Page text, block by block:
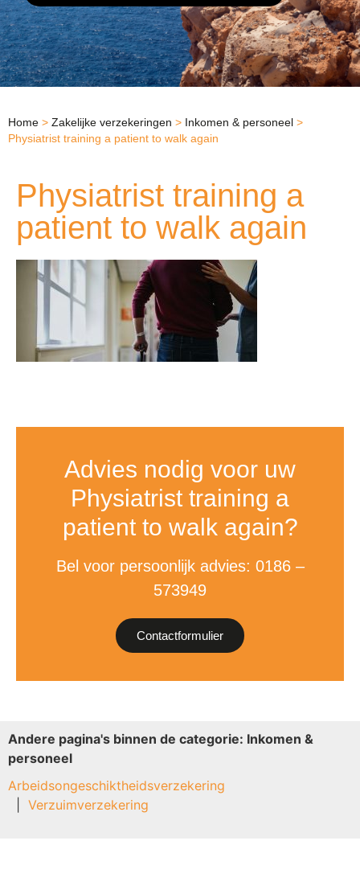
Home > Zakelijke verzekeringen > Inkomen & personeel >
Physiatrist training a patient to walk again
Physiatrist training a
patient to walk again
Advies nodig voor uw
Physiatrist training a
patient to walk again?
Bel voor persoonlijk advies: 0186 –
573949
Contactformulier
Andere pagina's binnen de categorie: Inkomen &
personeel
Arbeidsongeschiktheidsverzekering
Verzuimverzekering